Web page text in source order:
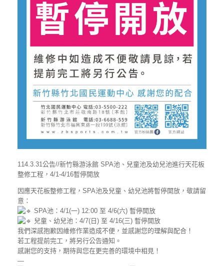
114.3.31公告//新竹縣游泳館 SPA池、兒童池及幼兒池進行天花板
整修工程，4/1-4/16暫停開放
因應天花板整修工程，SPA池及兒童、幼兒池將暫停開放，敬請留
意：
SPA池：4/1(一) 12:00 至 4/6(六) 暫停開放
兒童、幼兒池：4/7(日) 至 4/16(三) 暫停開放
我們深感抱歉因維修作業造成不便，並感謝您的理解與配合！
若工程提前完工，將另行公告通知。
感謝您的支持，期待與您在更完善的環境中相見！
—